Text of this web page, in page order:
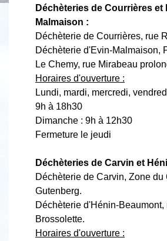
Déchèteries de Courrières et
Malmaison :
Déchèterie de Courrières, rue
Déchèterie d'Evin-Malmaison,
Le Chemy, rue Mirabeau
Horaires d'ouverture :
Lundi, mardi, mercredi,
9h à 18h30
Dimanche : 9h à 12h30
Fermeture le jeudi
Déchèteries de Carvin et
Déchèterie de Carvin, Zone du
Gutenberg.
Déchèterie d'Hénin-Beaumont,
Brossolette.
Horaires d'ouverture :